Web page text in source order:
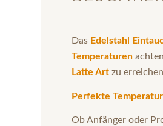
Das Edelstahl
Temperaturen
Latte Art zu
Perfekte
Ob Anfänger oder